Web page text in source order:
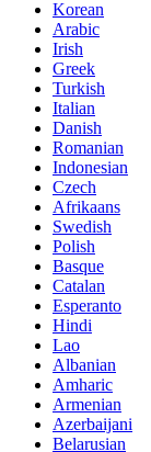
Korean
Arabic
Irish
Greek
Turkish
Italian
Danish
Romanian
Indonesian
Czech
Afrikaans
Swedish
Polish
Basque
Catalan
Esperanto
Hindi
Lao
Albanian
Amharic
Armenian
Azerbaijani
Belarusian